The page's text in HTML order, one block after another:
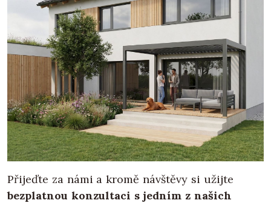
Přijeďte za námi a kromě návštěvy si užijte
bezplatnou konzultaci s jedním z našich